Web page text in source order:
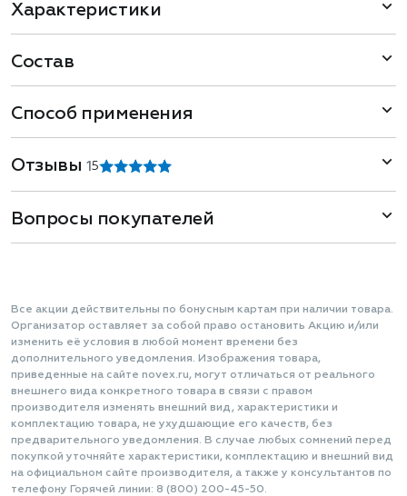
Характеристики
Состав
Способ применения
Отзывы1 5
Вопросы покупателей
Все акции действительны по бонусным картам при наличии товара.
Организатор оставляет за собой право остановить Акцию и/или
изменить её условия в любой момент времени без
дополнительного уведомления. Изображения товара,
приведенные на сайте novex.ru, могут отличаться от реального
внешнего вида конкретного товара в связи с правом
производителя изменять внешний вид, характеристики и
комплектацию товара, не ухудшающие его качеств, без
предварительного уведомления. В случае любых сомнений перед
покупкой уточняйте характеристики, комплектацию и внешний вид
на официальном сайте производителя, а также у консультантов по
телефону Горячей линии: 8 (800) 200-45-50.